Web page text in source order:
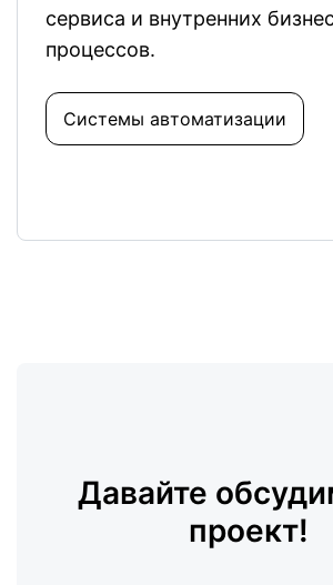
сервиса и внутренних
процессов.
Системы автоматизации
Давайте
проект!